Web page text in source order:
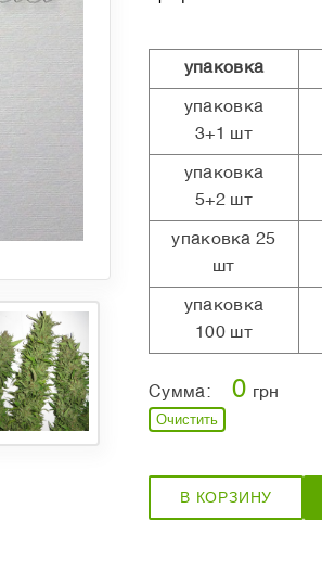
упаковка
упаковка
3+1 шт
упаковка
5+2 шт
упаковка 25
шт
упаковка
100 шт
Сумма: 0 грн
Очистить
В КОРЗИНУ